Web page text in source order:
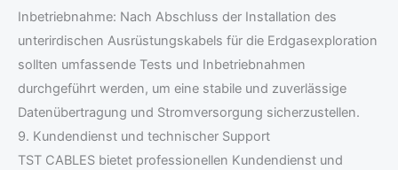
Inbetriebnahme: Nach Abschluss der Installation des
unterirdischen Ausrüstungskabels für die Erdgasexploration
sollten umfassende Tests und Inbetriebnahmen
durchgeführt werden, um eine stabile und zuverlässige
Datenübertragung und Stromversorgung sicherzustellen.
9. Kundendienst und technischer Support
TST CABLES bietet professionellen Kundendienst und